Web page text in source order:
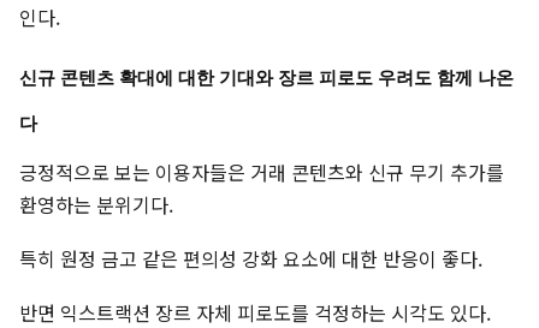
인다.
신규 콘텐츠 확대에 대한 기대와 장르 피로도 우려도 함께 나온
다
긍정적으로 보는 이용자들은 거래 콘텐츠와 신규 무기 추가를
환영하는 분위기다.
특히 원정 금고 같은 편의성 강화 요소에 대한 반응이 좋다.
반면 익스트랙션 장르 자체 피로도를 걱정하는 시각도 있다.